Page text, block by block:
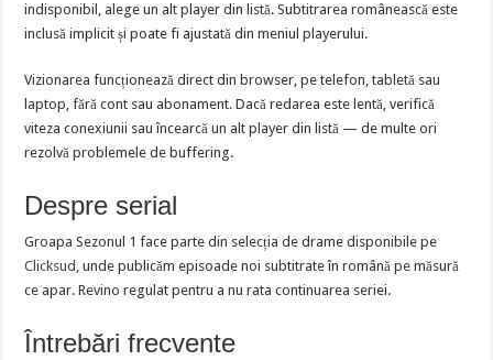
indisponibil, alege un alt player din listă. Subtitrarea românească este
inclusă implicit și poate fi ajustată din meniul playerului.
Vizionarea funcționează direct din browser, pe telefon, tabletă sau
laptop, fără cont sau abonament. Dacă redarea este lentă, verifică
viteza conexiunii sau încearcă un alt player din listă — de multe ori
rezolvă problemele de buffering.
Despre serial
Groapa Sezonul 1 face parte din selecția de drame disponibile pe
Clicksud , unde publicăm episoade noi subtitrate în română pe măsură
ce apar. Revino regulat pentru a nu rata continuarea seriei.
Întrebări frecvente